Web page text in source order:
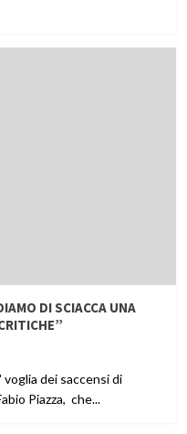
DI SCIACCA UNA
dei saccensi di
Piazza, che...